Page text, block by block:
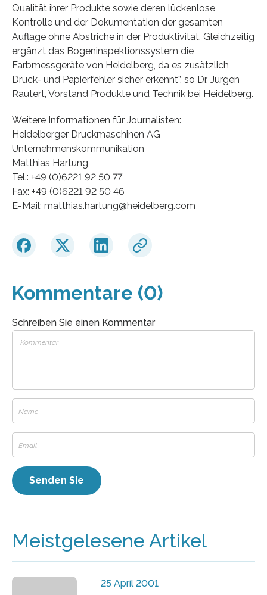
Qualität ihrer Produkte sowie deren lückenlose
Kontrolle und der Dokumentation der gesamten
Auflage ohne Abstriche in der Produktivität. Gleichzeitig
ergänzt das Bogeninspektionssystem die
Farbmessgeräte von Heidelberg, da es zusätzlich
Druck- und Papierfehler sicher erkennt”, so Dr. Jürgen
Rautert, Vorstand Produkte und Technik bei Heidelberg.
Weitere Informationen für Journalisten:
Heidelberger Druckmaschinen AG
Unternehmenskommunikation
Matthias Hartung
Tel.: +49 (0)6221 92 50 77
Fax: +49 (0)6221 92 50 46
E-Mail: matthias.hartung@heidelberg.com
Kommentare (0)
Schreiben Sie einen Kommentar
Meistgelesene Artikel
25 April 2001